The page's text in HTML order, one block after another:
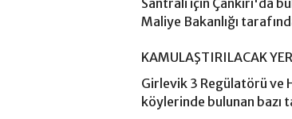
Santrali için Çankırı'da
Maliye Bakanlığı
KAMULAŞTIRILACAK
Girlevik 3 Regülatörü ve
köylerinde bulunan bazı